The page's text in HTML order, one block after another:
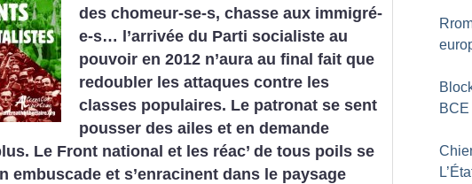
des chomeur-se-s, chasse aux immigré-
e-s… l’arrivée du Parti socialiste au
pouvoir en 2012 n’aura au final fait que
redoubler les attaques contre les
classes populaires. Le patronat se sent
pousser des ailes et en demande
Le Front national et les réac’ de tous poils se
embuscade et s’enracinent dans le paysage